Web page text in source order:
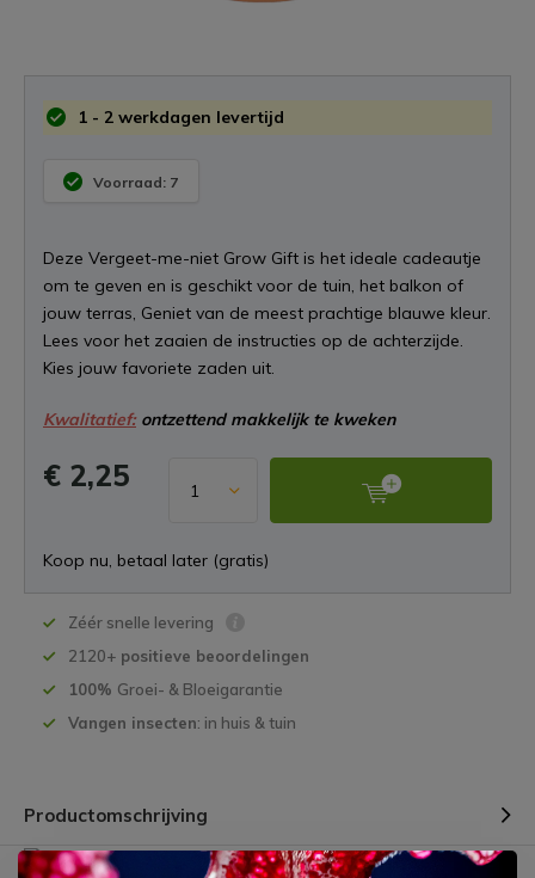
1 - 2 werkdagen levertijd
Voorraad: 7
Deze Vergeet-me-niet Grow Gift is het ideale cadeautje
om te geven en is geschikt voor de tuin, het balkon of
jouw terras, Geniet van de meest prachtige blauwe kleur.
Lees voor het zaaien de instructies op de achterzijde.
Kies jouw favoriete zaden uit.
Kwalitatief:ontzettend makkelijk te kweken
€ 2,25
Koop nu, betaal later (gratis)
Zéér snelle levering
2120+ positieve beoordelingen
100% Groei- & Bloeigarantie
Vangen insecten: in huis & tuin
Productomschrijving